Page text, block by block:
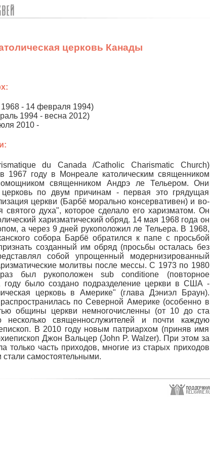
церковь Канады
- 14 февраля 1994)
1994 - весна 2012)
2010 -
du Canada /Catholic Charismatic Church)
1967 году в Монреале католическим священником
священником Андрэ ле Тельером. Они
церковь по двум причинам - первая это грядущая
церкви (Барбё морально консервативен) и во-
святого духа", которое сделало его харизматом. Он
харизматический обряд. 14 мая 1968 года он
а через 9 дней рукоположил ле Тельера. В 1968,
собора Барбё обратился к папе с просьбой
созданный им обряд (просьбы осталась без
собой упрощенный модернизированный
молитвы после мессы. С 1973 по 1980
был рукоположен sub conditione (повторное
году было создано подразделение церкви в США -
церковь в Америке" (глава Дэниэл Браун).
по Северной Америке (особенно в
общины церкви немногочисленны (от 10 до ста
священнослужителей и почти каждую
В 2010 году новым патриархом (приняв имя
Джон Вальцер (John P. Walzer). При этом за
только часть приходов, многие из старых приходов
самостоятельными.